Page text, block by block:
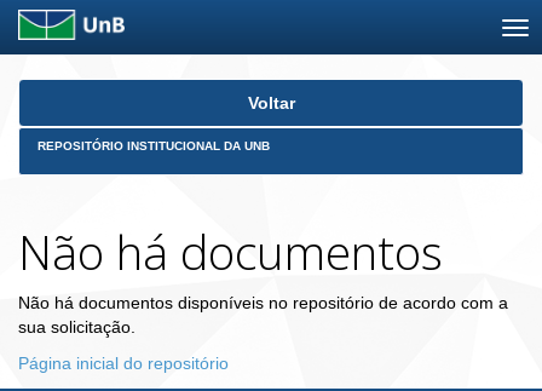
Skip
Voltar
REPOSITÓRIO INSTITUCIONAL DA UNB
Não há documentos
Não há documentos disponíveis no repositório de acordo com a
sua solicitação.
Página inicial do repositório